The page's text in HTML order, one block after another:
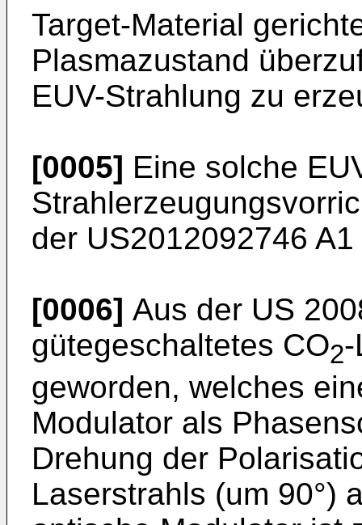
Target-Material
Plasmazustand
EUV-Strahlung zu
[0005] Eine solche
der US2012092746 A1
[0006] Aus der US
gütegeschaltetes CO2
geworden, welches
Modulator als
Drehung der
Laserstrahls (um 90°)